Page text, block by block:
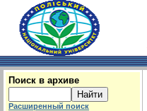
Поиск в архиве
Расширенный поиск